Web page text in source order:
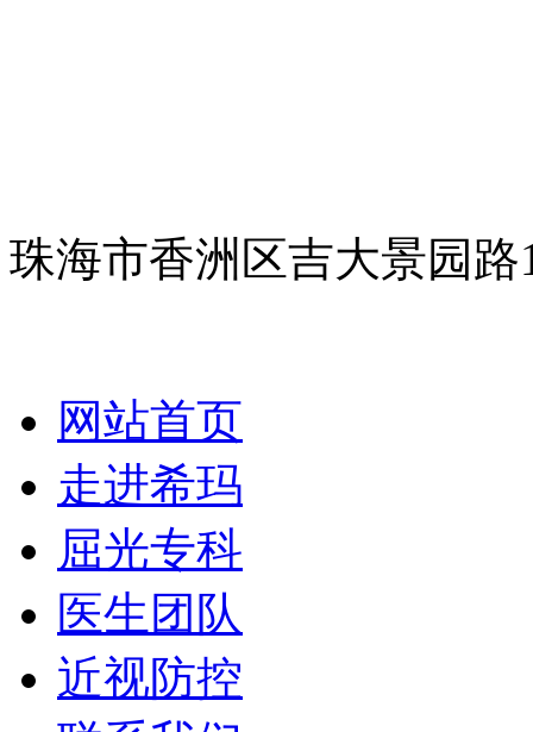
珠海市香洲区吉大景园
网站首页
走进希玛
屈光专科
医生团队
近视防控